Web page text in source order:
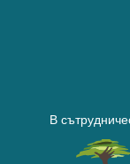
В